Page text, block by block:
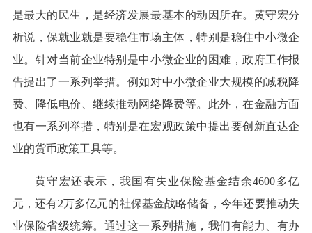
是最大的民生，是经济发展最基本的动因所在。黄守宏分
析说，保就业就是要稳住市场主体，特别是稳住中小微企
业。针对当前企业特别是中小微企业的困难，政府工作报
告提出了一系列举措。例如对中小微企业大规模的减税降
费、降低电价、继续推动网络降费等。此外，在金融方面
也有一系列举措，特别是在宏观政策中提出要创新直达企
业的货币政策工具等。
黄守宏还表示，我国有失业保险基金结余4600多亿
元，还有2万多亿元的社保基金战略储备，今年还要推动失
业保险省级统筹。通过这一系列措施，我们有能力、有办